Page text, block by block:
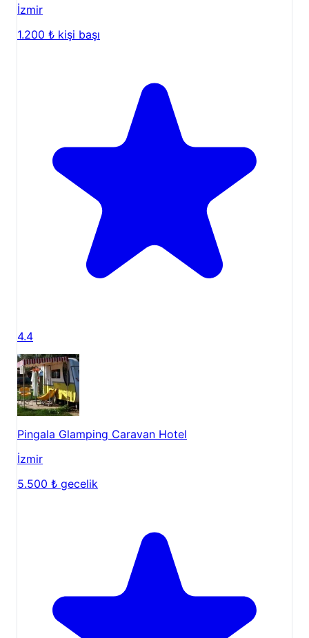
İzmir
1.200 ₺ kişi başı
4.4
Pingala Glamping Caravan Hotel
İzmir
5.500 ₺ gecelik